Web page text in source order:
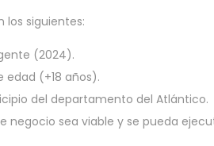
los siguientes:
(2024).
(+18 años).
del departamento del Atlántico.
sea viable y se pueda